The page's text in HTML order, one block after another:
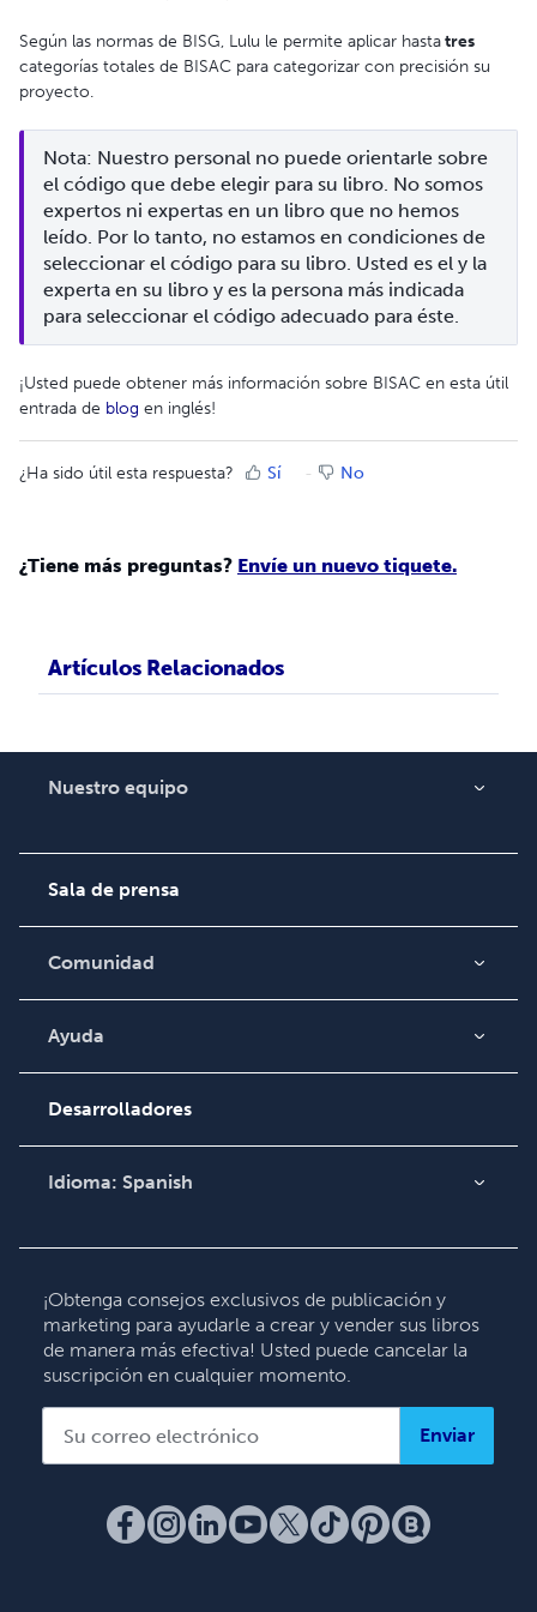
Según las normas de BISG, Lulu le permite aplicar hastatres
categorías totales de BISAC para categorizar con precisión su
proyecto.
Nota: Nuestro personal no puede orientarle sobre
el código que debe elegir para su libro. No somos
expertos ni expertas en un libro que no hemos
leído. Por lo tanto, no estamos en condiciones de
seleccionar el código para su libro. Usted es el y la
experta en su libro y es la persona más indicada
para seleccionar el código adecuado para éste.
¡Usted puede obtener más información sobre BISAC en esta útil
entrada de blog en inglés!
¿Ha sido útil esta respuesta? Sí No
¿Tiene más preguntas? Envíe un nuevo tiquete.
Artículos Relacionados
Nuestro equipo
Empleo
Sala de prensa
Comunidad
Blog
Video
Podcast
Ayuda
Búsqueda de pedidos
Base de conocimientos
Comuníquese con
Desarrolladores
Idioma: Spanish
Deutsch
Français
Italiano
Español
¡Obtenga consejos exclusivos de publicación y
marketing para ayudarle a crear y vender sus libros
de manera más efectiva! Usted puede cancelar la
suscripción en cualquier momento.
Enviar